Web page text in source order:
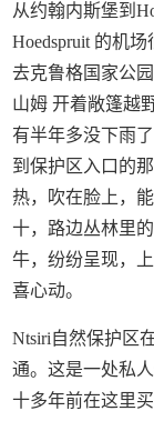
从约翰内斯堡到
Hoedspruit 的机
去克鲁格国家公
山姆 开着敞篷越
有半年多没下雨
到保护区入口的
热，吹在脸上，
十，路边丛林里
牛，纷纷呈现，
喜心动。
Ntsiri自然保护区
通。这是一处私
十多年前在这里